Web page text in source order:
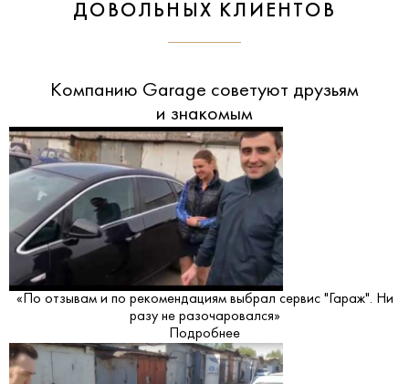
ДОВОЛЬНЫХ КЛИЕНТОВ
Компанию Garage советуют друзьям
и знакомым
«По отзывам и по рекомендациям выбрал сервис "Гараж". Ни
разу не разочаровался»
Подробнее